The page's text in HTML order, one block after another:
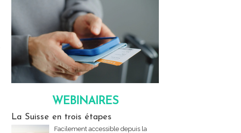
WEBINAIRES
La Suisse en trois étapes
Facilement accessible depuis la